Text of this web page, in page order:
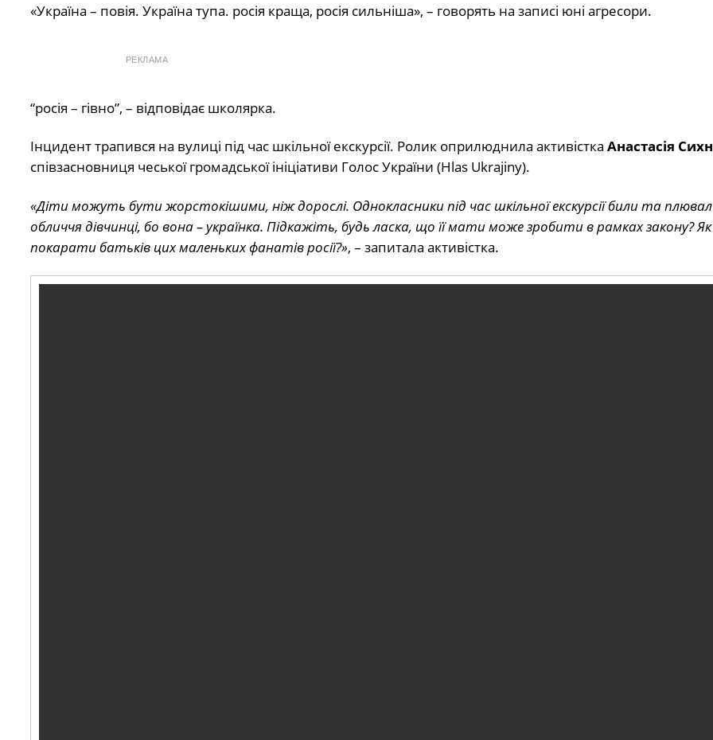
«Україна – повія. Україна тупа. росія краща, росія сильніша», – говорять на записі юні агресори.
РЕКЛАМА
“росія – гівно”, – відповідає школярка.
Інцидент трапився на вулиці під час шкільної екскурсії. Ролик оприлюднила активістка Анастасія
співзасновниця чеської громадської ініціативи Голос України (Hlas Ukrajiny).
«Діти можуть бути жорстокішими, ніж дорослі. Однокласники під час шкільної екскурсії били та
обличчя дівчинці, бо вона – українка. Підкажіть, будь ласка, що її мати може зробити в рамках закону? Як
покарати батьків цих маленьких фанатів росії?», – запитала активістка.